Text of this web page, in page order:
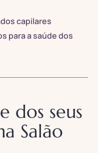
capilares
para a saúde dos
dos seus
Salão